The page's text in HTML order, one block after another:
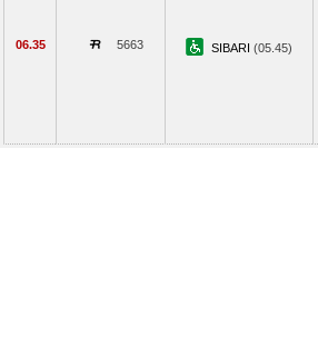
06.35 5663 SIBARI (05.45)